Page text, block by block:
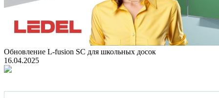
Обновление L-fusion SC для школьных досок
16.04.2025